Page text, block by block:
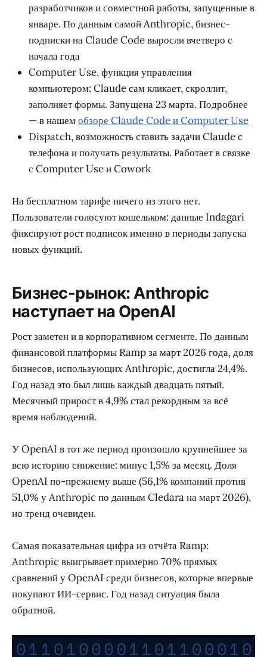
разработчиков и совместной работы, запущенные в
январе. По данным самой Anthropic, бизнес-
подписки на Claude Code выросли вчетверо с
начала года
Computer Use, функция управления
компьютером: Claude сам кликает, скроллит,
заполняет формы. Запущена 23 марта. Подробнее
— в нашемобзоре Claude Code и Computer Use
Dispatch, возможность ставить задачи Claude с
телефона и получать результаты. Работает в связке
с Computer Use и Cowork
На бесплатном тарифе ничего из этого нет.
Пользователи голосуют кошельком: данные Indagari
фиксируют рост подписок именно в периоды запуска
новых функций.
Бизнес-рынок: Anthropic
наступает на OpenAI
Рост заметен и в корпоративном сегменте. По данным
финансовой платформы Ramp за март 2026 года, доля
бизнесов, использующих Anthropic, достигла 24,4%.
Год назад это был лишь каждый двадцать пятый.
Месячный прирост в 4,9% стал рекордным за всё
время наблюдений.
У OpenAI в тот же период произошло крупнейшее за
всю историю снижение: минус 1,5% за месяц. Доля
OpenAI по-прежнему выше (56,1% компаний против
51,0% у Anthropic по данным Cledara на март 2026),
но тренд очевиден.
Самая показательная цифра из отчёта Ramp:
Anthropic выигрывает примерно 70% прямых
сравнений у OpenAI среди бизнесов, которые впервые
покупают ИИ-сервис. Год назад ситуация была
обратной.